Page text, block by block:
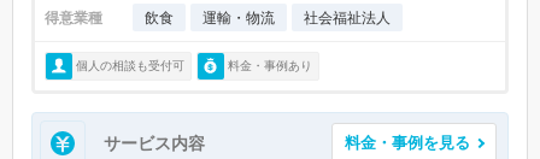
得意業種 飲食 運輸・物流 社会福祉法人
個人の相談も受付可 料金・事例あり
サービス内容 料金・事例を見る